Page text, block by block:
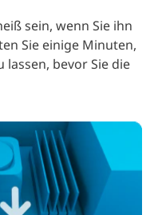
sein, wenn Sie ihn
Sie einige Minuten,
bevor Sie die